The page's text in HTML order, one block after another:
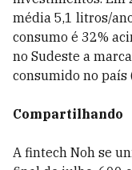
média 5,1 litros/
consumo é 32%
no Sudeste a
consumido no país
Compartilhando
A fintech Noh se